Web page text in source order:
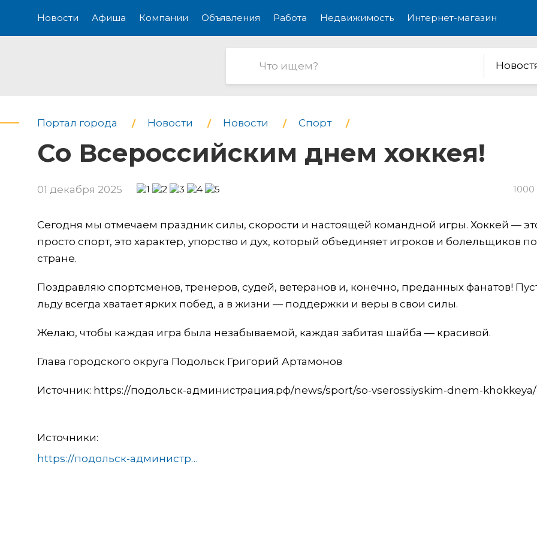
Новости Афиша Компании Объявления Работа Недвижимость Интернет-магазин
Портал города Новости Новости Спорт
Со Всероссийским днем хоккея!
01 декабря 2025 1000
Сегодня мы отмечаем праздник силы, скорости и настоящей командной игры. Хоккей —
просто спорт, это характер, упорство и дух, который объединяет игроков и болельщиков
стране.
Поздравляю спортсменов, тренеров, судей, ветеранов и, конечно, преданных фанатов!
льду всегда хватает ярких побед, а в жизни — поддержки и веры в свои силы.
Желаю, чтобы каждая игра была незабываемой, каждая забитая шайба — красивой.
Глава городского округа Подольск Григорий Артамонов
Источник: https://подольск-администрация.рф/news/sport/so-vserossiyskim-dnem-khokkeya/
Источники:
https://подольск-администрация.рф/news/sport/so-vserossiyskim-dnem-khokkeya/